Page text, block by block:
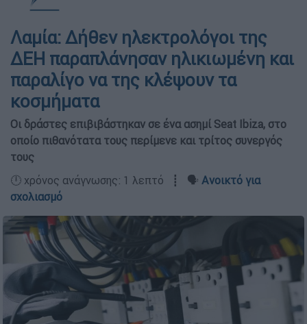
Λαμία: Δήθεν ηλεκτρολόγοι της
ΔΕΗ παραπλάνησαν ηλικιωμένη και
παραλίγο να της κλέψουν τα
κοσμήματα
Οι δράστες επιβιβάστηκαν σε ένα ασημί Seat Ibiza, στο
οποίο πιθανότατα τους περίμενε και τρίτος συνεργός
τους
🕛 χρόνος ανάγνωσης: 1 λεπτό ┋ 🗣️ Ανοικτό για
σχολιασμό